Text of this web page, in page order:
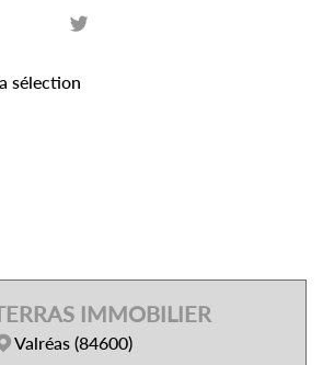
sélection
IMMOBILIER
Valréas (84600)